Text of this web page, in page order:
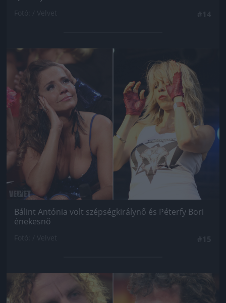
Bálint Antónia volt szépségkirálynő és Péterfy Bori
énekesnő
Jön még kép!